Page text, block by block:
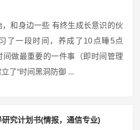
和身边一些 有终生成长意识的伙
了一段时间，养成了10点睡5点
间做最重要的一件事（即时间管理
了“时间黑洞防御 ...
究计划书(情报，通信专业)